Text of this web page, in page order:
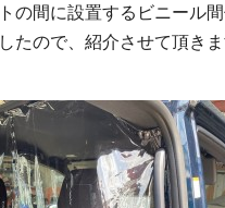
の間に設置するビニール
たので、紹介させて頂きま